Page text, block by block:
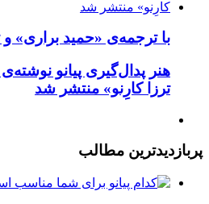
با ترجمه‌ی «حمید براری»
هنر پدال‌گیری پیانو
ترزا کارِنو» منتشر شد
پربازدیدترین مطالب